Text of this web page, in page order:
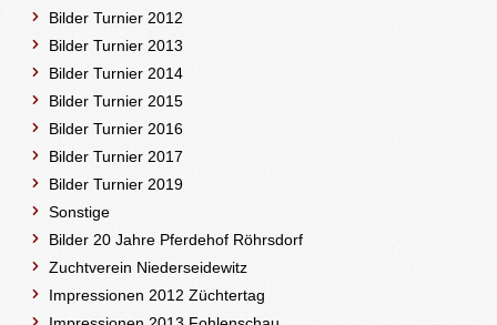
Bilder Turnier 2012
Bilder Turnier 2013
Bilder Turnier 2014
Bilder Turnier 2015
Bilder Turnier 2016
Bilder Turnier 2017
Bilder Turnier 2019
Sonstige
Bilder 20 Jahre Pferdehof Röhrsdorf
Zuchtverein Niederseidewitz
Impressionen 2012 Züchtertag